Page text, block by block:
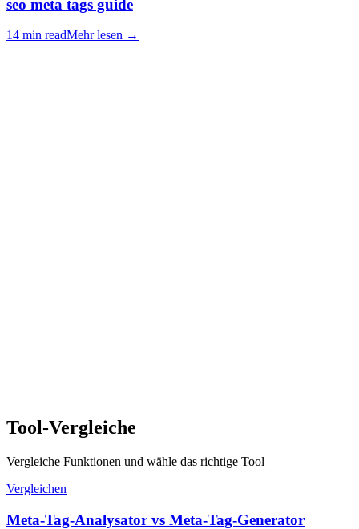
seo meta tags guide
14 min readMehr lesen →
Tool-Vergleiche
Vergleiche Funktionen und wähle das richtige Tool
Vergleichen
Meta-Tag-Analysator vs Meta-Tag-Generator